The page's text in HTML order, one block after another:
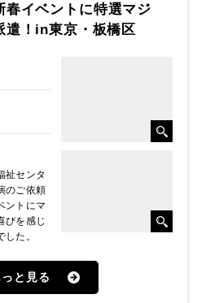
春イベントに特選マジ
遣！in東京・板橋区
祉センタ
のご依頼
ントにマ
びを感じ
た。
っと見る